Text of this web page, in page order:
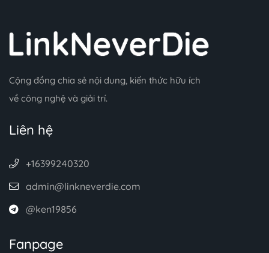
Cộng đồng chia sẻ nội dung, kiến thức hữu ích
về công nghệ và giải trí.
Liên hệ
+16399240320
admin@linkneverdie.com
@ken19856
Fanpage